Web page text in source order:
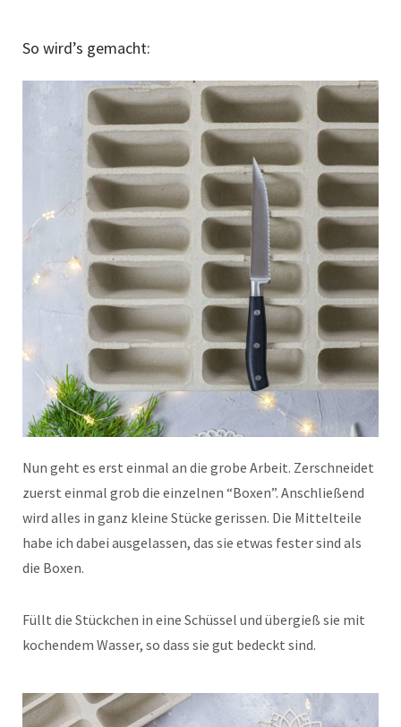
So wird’s gemacht:
Nun geht es erst einmal an die grobe Arbeit. Zerschneidet
zuerst einmal grob die einzelnen “Boxen”. Anschließend
wird alles in ganz kleine Stücke gerissen. Die Mittelteile
habe ich dabei ausgelassen, das sie etwas fester sind als
die Boxen.
Füllt die Stückchen in eine Schüssel und übergieß sie mit
kochendem Wasser, so dass sie gut bedeckt sind.